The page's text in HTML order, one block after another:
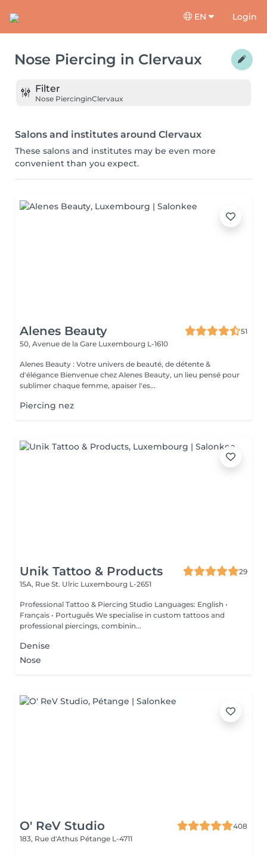
EN Login
Nose Piercing in Clervaux
Filter
Nose PiercinginClervaux
Salons and institutes around Clervaux
These salons and institutes may be even more
convenient than you expect.
Alenes Beauty
51
50, Avenue de la Gare Luxembourg L-1610
Alenes Beauty : Votre univers de beauté, de détente &
d'élégance Bienvenue chez Alenes Beauty, un lieu pensé pour
sublimer chaque femme, apaiser l'es...
Piercing nez
Unik Tattoo & Products
29
15A, Rue St. Ulric Luxembourg L-2651
Professional Tattoo & Piercing Studio Languages: English •
Français • Português We specialise in custom tattoos and
professional piercings, combinin...
Denise
Nose
O' ReV Studio
408
183, Rue d'Athus Pétange L-4711